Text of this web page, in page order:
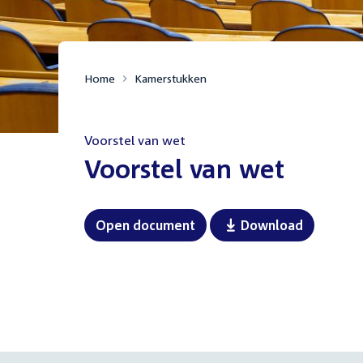
Home Kamerstukken
Voorstel van wet
:Voorstel van wet
Open document Download